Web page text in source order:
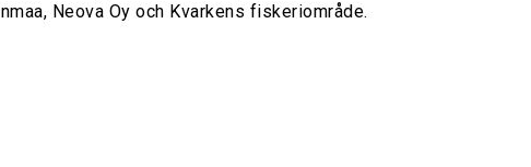
Neova Oy och Kvarkens fiskeriområde.